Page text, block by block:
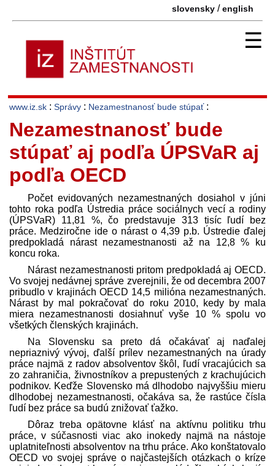
slovensky /english
☰
www.iz.sk : Správy : Nezamestnanosť bude stúpať:
Nezamestnanosť bude
stúpať aj podľa ÚPSVaR aj
podľa OECD
Počet evidovaných nezamestnaných dosiahol v júni
tohto roka podľa Ústredia práce sociálnych vecí a rodiny
(ÚPSVaR) 11,81 %, čo pred­stavuje 313 tisíc ľudí bez
práce. Medziročne ide o nárast o 4,39 p.b. Ústredie ďalej
pred­pokladá nárast nezamestnanosti až na 12,8 % ku
koncu roka.
Nárast nezamestnanosti pritom pred­pokladá aj OECD.
Vo svojej nedávnej správe zverejnili, že od decembra 2007
pribudlo v krajinách OECD 14,5 milióna nezamestnaných.
Nárast by mal pokračovať do roku 2010, kedy by mala
miera nezamestnanosti dosiahnuť vyše 10 % spolu vo
všetkých členských krajinách.
Na Slovensku sa preto dá očakávať aj naďalej
nepriaznivý vývoj, ďalší prílev nezamestnaných na úrady
práce najmä z radov absolventov škôl, ľudí vracajúcich sa
zo zahraničia, živnostníkov a prepustených z krachujúcich
podnikov. Keďže Slovensko má dlhodobo najvyššiu mieru
dlhodobej nezamestnanosti, očakáva sa, že rastúce čísla
ľudí bez práce sa budú znižovať ťažko.
Dôraz treba opätovne klásť na aktívnu politiku trhu
práce, v súčasnosti viac ako inokedy najmä na nástoje
uplatniteľnosti absolventov na trhu práce. Ako konštatovalo
OECD vo svojej správe o najčastejších otázkach o kríze